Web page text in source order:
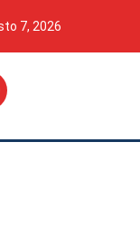
7, 2026